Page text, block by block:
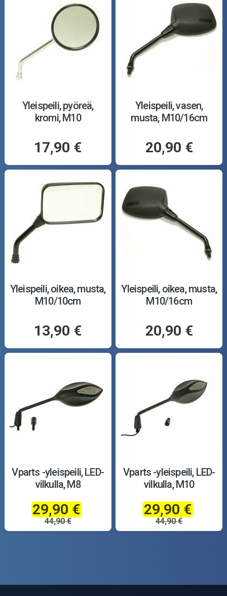
Yleispeili, pyöreä,
kromi, M10
17,90 €
Yleispeili, vasen,
musta, M10/16cm
20,90 €
Yleispeili, oikea, musta,
M10/10cm
13,90 €
Yleispeili, oikea, musta,
M10/16cm
20,90 €
Vparts -yleispeili, LED-
vilkulla, M8
29,90 €
44,90 €
Vparts -yleispeili, LED-
vilkulla, M10
29,90 €
44,90 €